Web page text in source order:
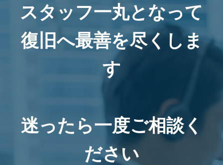
スタッフ一丸となって
復旧へ最善を尽くしま
す
迷ったら一度ご相談く
ださい